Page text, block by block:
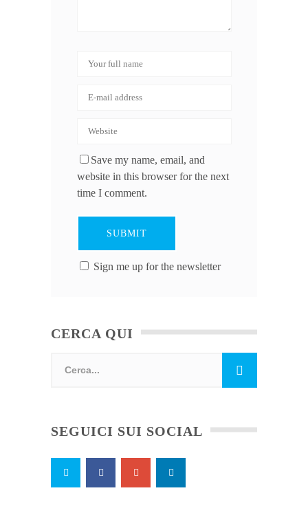
Save my name, email, and
website in this browser for the next
time I comment.
Sign me up for the newsletter
CERCA QUI
SEGUICI SUI SOCIAL